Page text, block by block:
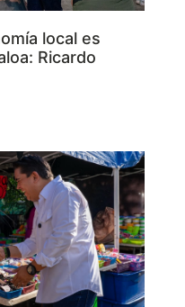
local es
Ricardo